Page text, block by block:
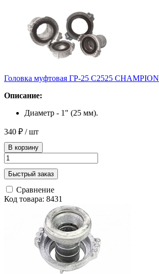
Головка муфтовая ГP-25 C2525 CHAMPION
Описание:
Диаметр - 1" (25 мм).
340 ₽ / шт
В корзину
Быстрый заказ
Сравнение
Код товара: 8431